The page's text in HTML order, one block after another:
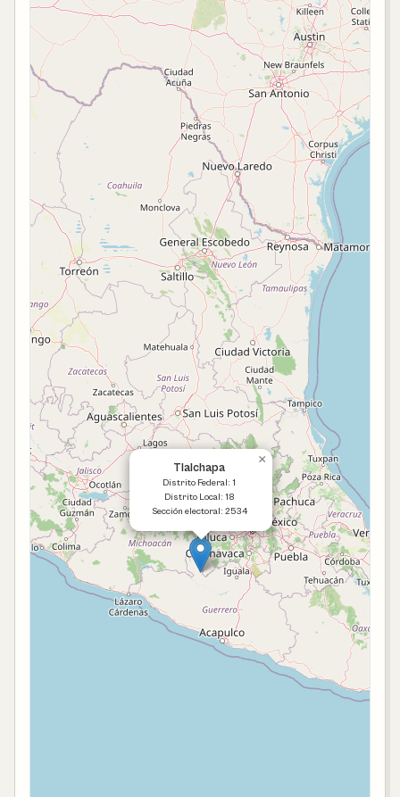
Tlalchapa
Distrito Federal: 1
Distrito Local: 18
Sección electoral: 2534
×